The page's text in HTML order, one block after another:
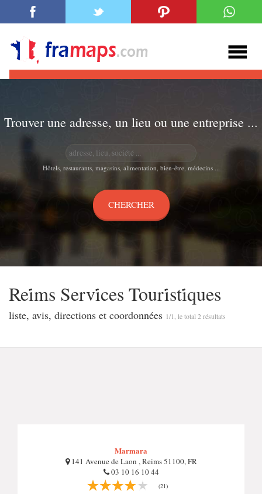
Trouver une adresse, un lieu ou une entreprise ...
Hôtels, restaurants, magasins, alimentation, bien-être, médecins ...
Rei̇ms Servi̇ces Touri̇sti̇ques
liste, avis, directions et coordonnées 1/1, le total 2 résultats
Marmara
141 Avenue de Laon , Reims 51100, FR
03 10 16 10 44
(21)